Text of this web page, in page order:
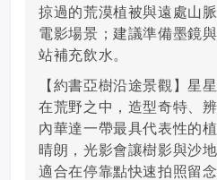
掠過的荒漠植被與遠處山
電影場景；建議準備墨鏡
站補充飲水。
【約書亞樹沿途景觀】星
在荒野之中，造型奇特、
內華達一帶最具代表性的
晴朗，光影會讓樹影與沙
適合在停靠點快速拍照留念